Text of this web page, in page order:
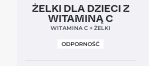
Clean Label 5,0
ŻELKI DLA DZIECI Z
WITAMINĄ C
WITAMINA C + ŻELKI
ODPORNOŚĆ